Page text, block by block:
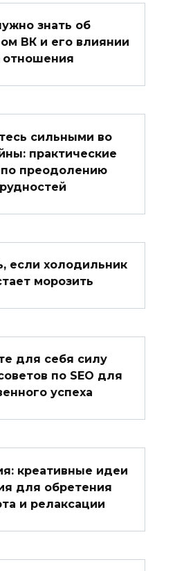
знать об
ВК и его влиянии
отношения
сильными во
практические
преодолению
если холодильник
морозить
для себя силу
по SEO для
успеха
креативные идеи
для обретения
и релаксации